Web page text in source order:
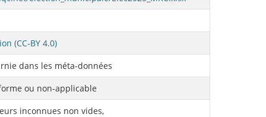
(CC-BY 4.0)
dans les méta-données
ou non-applicable
inconnues non vides,